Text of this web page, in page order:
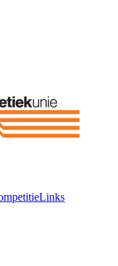
Links